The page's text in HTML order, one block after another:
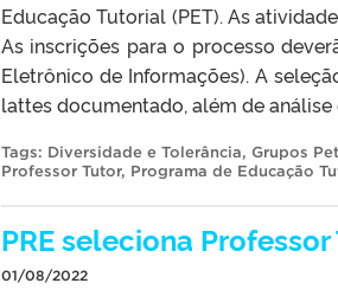
Educação Tutorial (PET). As
As inscrições para o processo
Eletrônico de Informações). A
lattes documentado, além de análise
Tags: Diversidade e Tolerância, Grupos Pet
Professor Tutor, Programa de Educação
PRE seleciona
01/08/2022